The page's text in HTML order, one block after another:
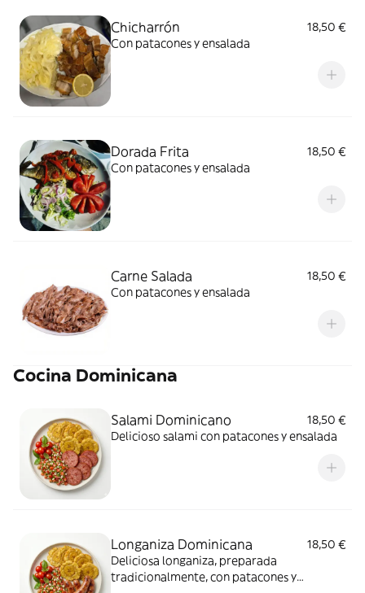
Chicharrón
18,50 €
Con patacones y ensalada
Dorada Frita
18,50 €
Con patacones y ensalada
Carne Salada
18,50 €
Con patacones y ensalada
Cocina Dominicana
Salami Dominicano
18,50 €
Delicioso salami con patacones y ensalada
Longaniza Dominicana
18,50 €
Deliciosa longaniza, preparada
tradicionalmente, con patacones y